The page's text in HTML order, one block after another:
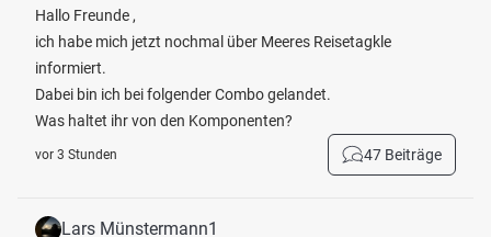
Hallo Freunde ,
ich habe mich jetzt nochmal über Meeres Reisetagkle
informiert.
Dabei bin ich bei folgender Combo gelandet.
Was haltet ihr von den Komponenten?
vor 3 Stunden 47 Beiträge
Lars Münstermann1